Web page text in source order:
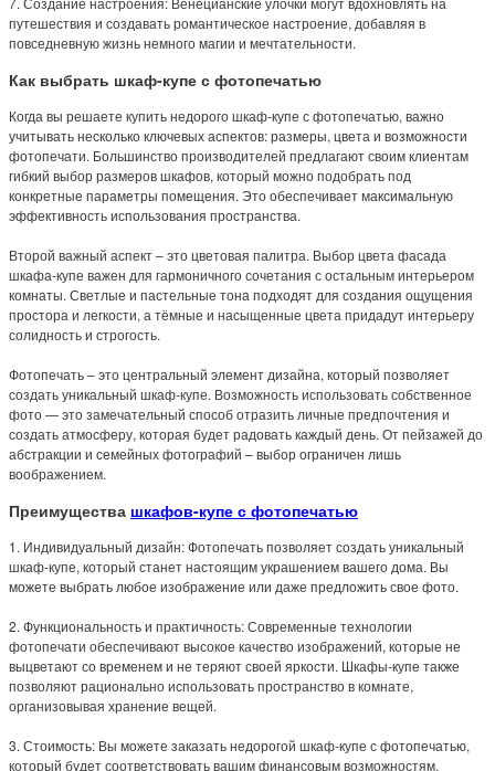
путешествия и создавать романтическое настроение, добавляя в
повседневную жизнь немного магии и мечтательности.
Как выбрать шкаф-купе с фотопечатью
Когда вы решаете купить недорого шкаф-купе с фотопечатью, важно
учитывать несколько ключевых аспектов: размеры, цвета и возможности
фотопечати. Большинство производителей предлагают своим клиентам
гибкий выбор размеров шкафов, который можно подобрать под
конкретные параметры помещения. Это обеспечивает максимальную
эффективность использования пространства.
Второй важный аспект – это цветовая палитра. Выбор цвета фасада
шкафа-купе важен для гармоничного сочетания с остальным интерьером
комнаты. Светлые и пастельные тона подходят для создания ощущения
простора и легкости, а тёмные и насыщенные цвета придадут интерьеру
солидность и строгость.
Фотопечать – это центральный элемент дизайна, который позволяет
создать уникальный шкаф-купе. Возможность использовать собственное
фото — это замечательный способ отразить личные предпочтения и
создать атмосферу, которая будет радовать каждый день. От пейзажей до
абстракции и семейных фотографий – выбор ограничен лишь
воображением.
Преимущества шкафов-купе с фотопечатью
1. Индивидуальный дизайн: Фотопечать позволяет создать уникальный
шкаф-купе, который станет настоящим украшением вашего дома. Вы
можете выбрать любое изображение или даже предложить свое фото.
2. Функциональность и практичность: Современные технологии
фотопечати обеспечивают высокое качество изображений, которые не
выцветают со временем и не теряют своей яркости. Шкафы-купе также
позволяют рационально использовать пространство в комнате,
организовывая хранение вещей.
3. Стоимость: Вы можете заказать недорогой шкаф-купе с фотопечатью,
который будет соответствовать вашим финансовым возможностям.